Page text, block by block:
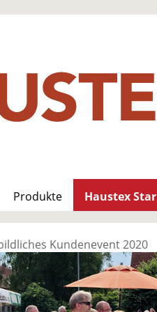
Produkte Haustex Star
Kundenevent 2020